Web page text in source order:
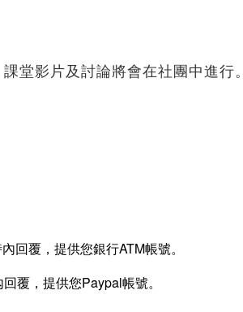
堂影片及討論將會在社團中進行。
回覆，提供您銀行ATM帳號。
覆，提供您Paypal帳號。